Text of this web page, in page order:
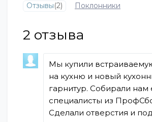
Отзывы(2) Поклонники
2 отзыва
Мы купили
на кухню и новый
гарнитур. Собирали нам
специалисты из
Сделали отверстия и